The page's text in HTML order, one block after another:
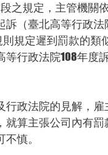
之規定，主管機關
（臺北高等行政法
規定遲到罰款的
等行政法院108年度
政法院的見解，雇
就算主張公司內有
慎。